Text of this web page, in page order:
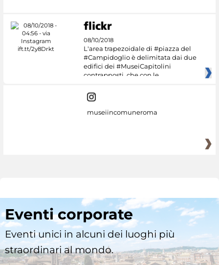
08/10/2018
L'area trapezoidale di #piazza del
#Campidoglio è delimitata dai due
edifici dei #MuseiCapitolini
contrapposti, che con le
museiincomuneroma
Eventi corporate
Eventi unici in alcuni dei luoghi più
straordinari al mondo.